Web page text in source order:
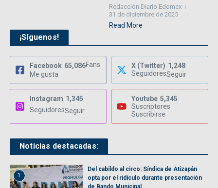
Redacción Diario Edomex
31 de diciembre de 2025
Read More
¡Síguenos!
Facebook 65,086Fans
Me gusta
X (Twitter) 1,248
SeguidoresSeguir
Instagram 1,345
SeguidoresSeguir
Youtube 5,345
Suscriptores
Suscribirse
Noticias destacadas:
1
Del cabildo al circo: Síndica de Atizapán
opta por el ridículo durante presentación